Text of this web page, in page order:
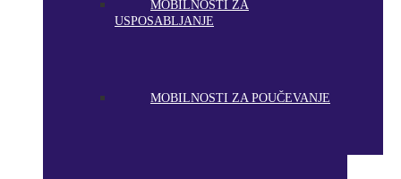
MOBILNOSTI ZA
USPOSABLJANJE
MOBILNOSTI ZA POUČEVANJE